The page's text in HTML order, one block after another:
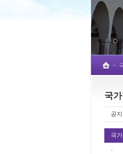
>
국
공
국
-